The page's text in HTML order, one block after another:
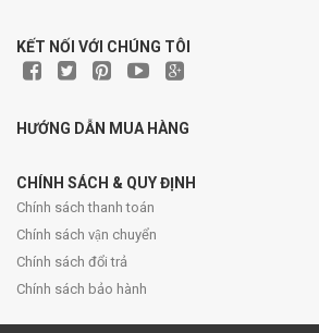
KẾT NỐI VỚI CHÚNG TÔI
HƯỚNG DẪN MUA HÀNG
CHÍNH SÁCH & QUY ĐỊNH
Chính sách thanh toán
Chính sách vận chuyển
Chính sách đổi trả
Chính sách bảo hành